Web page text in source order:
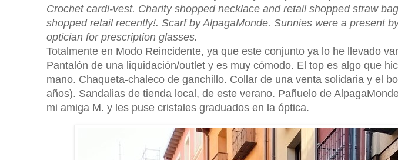
Crochet cardi-vest. Charity shopped necklace and retail shopped straw
shopped retail recently!. Scarf by AlpagaMonde. Sunnies were a present
optician for prescription glasses.
Totalmente en Modo Reincidente, ya que este conjunto ya lo he llevado
Pantalón de una liquidación/outlet y es muy cómodo. El top es algo que
mano. Chaqueta-chaleco de ganchillo. Collar de una venta solidaria y el
años). Sandalias de tienda local, de este verano. Pañuelo de
mi amiga M. y les puse cristales graduados en la óptica.